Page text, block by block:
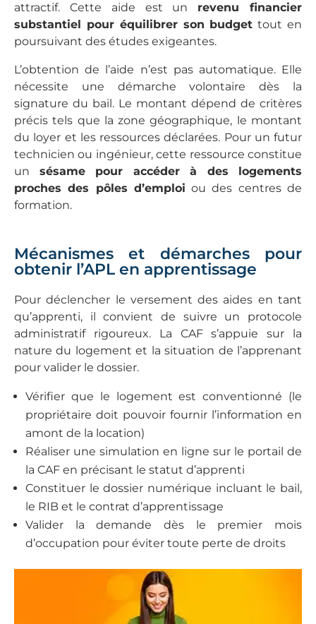
attractif. Cette aide est un revenu financier
substantiel pour équilibrer son budget tout en
poursuivant des études exigeantes.
L’obtention de l’aide n’est pas automatique. Elle
nécessite une démarche volontaire dès la
signature du bail. Le montant dépend de critères
précis tels que la zone géographique, le montant
du loyer et les ressources déclarées. Pour un futur
technicien ou ingénieur, cette ressource constitue
un sésame pour accéder à des logements
proches des pôles d’emploi ou des centres de
formation.
Mécanismes et démarches pour
obtenir l’APL en apprentissage
Pour déclencher le versement des aides en tant
qu’apprenti, il convient de suivre un protocole
administratif rigoureux. La CAF s’appuie sur la
nature du logement et la situation de l’apprenant
pour valider le dossier.
Vérifier que le logement est conventionné (le
propriétaire doit pouvoir fournir l’information en
amont de la location)
Réaliser une simulation en ligne sur le portail de
la CAF en précisant le statut d’apprenti
Constituer le dossier numérique incluant le bail,
le RIB et le contrat d’apprentissage
Valider la demande dès le premier mois
d’occupation pour éviter toute perte de droits